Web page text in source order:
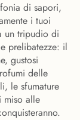
di sapori,
i tuoi
un tripudio di
prelibatezze: il
gustosi
delle
le sfumature
alle